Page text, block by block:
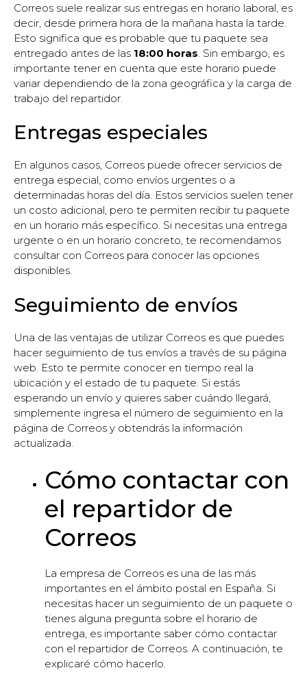
Correos suele realizar sus entregas en horario laboral, es
decir, desde primera hora de la mañana hasta la tarde.
Esto significa que es probable que tu paquete sea
entregado antes de las 18:00 horas . Sin embargo, es
importante tener en cuenta que este horario puede
variar dependiendo de la zona geográfica y la carga de
trabajo del repartidor.
Entregas especiales
En algunos casos, Correos puede ofrecer servicios de
entrega especial, como envíos urgentes o a
determinadas horas del día. Estos servicios suelen tener
un costo adicional, pero te permiten recibir tu paquete
en un horario más específico. Si necesitas una entrega
urgente o en un horario concreto, te recomendamos
consultar con Correos para conocer las opciones
disponibles.
Seguimiento de envíos
Una de las ventajas de utilizar Correos es que puedes
hacer seguimiento de tus envíos a través de su página
web. Esto te permite conocer en tiempo real la
ubicación y el estado de tu paquete. Si estás
esperando un envío y quieres saber cuándo llegará,
simplemente ingresa el número de seguimiento en la
página de Correos y obtendrás la información
actualizada.
Cómo contactar con
el repartidor de
Correos
La empresa de Correos es una de las más
importantes en el ámbito postal en España. Si
necesitas hacer un seguimiento de un paquete o
tienes alguna pregunta sobre el horario de
entrega, es importante saber cómo contactar
con el repartidor de Correos. A continuación, te
explicaré cómo hacerlo.